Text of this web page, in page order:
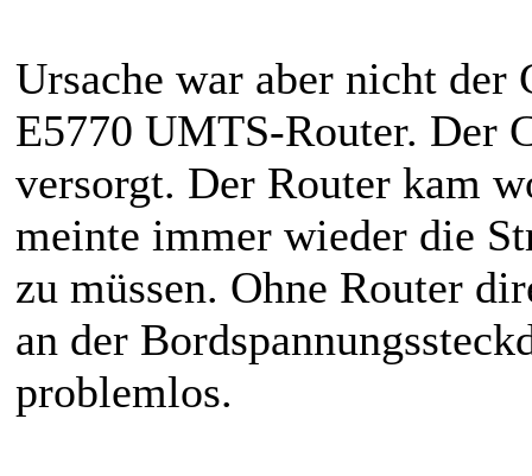
Ursache war aber nicht der
E5770 UMTS-Router. Der
versorgt. Der Router kam
meinte immer wieder die
zu müssen. Ohne Router
an der
problemlos.